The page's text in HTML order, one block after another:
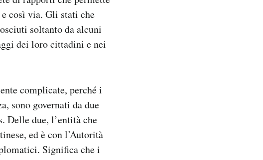
così via. Gli stati che
soltanto da alcuni
dei loro cittadini e nei
complicate, perché i
sono governati da due
Delle due, l’entità che
ed è con l’Autorità
Significa che i